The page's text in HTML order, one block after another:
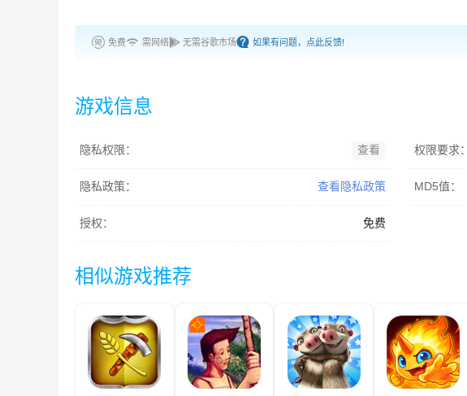
免费 需网络 无需谷歌市场 如果有问题，点此反馈!
游戏信息
隐私权限： 查看 权限要求：
隐私政策： 查看隐私政策 MD5值：
授权： 免费
相似游戏推荐